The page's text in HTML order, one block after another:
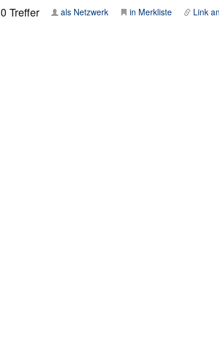
0Treffer als Netzwerk in Merkliste Link